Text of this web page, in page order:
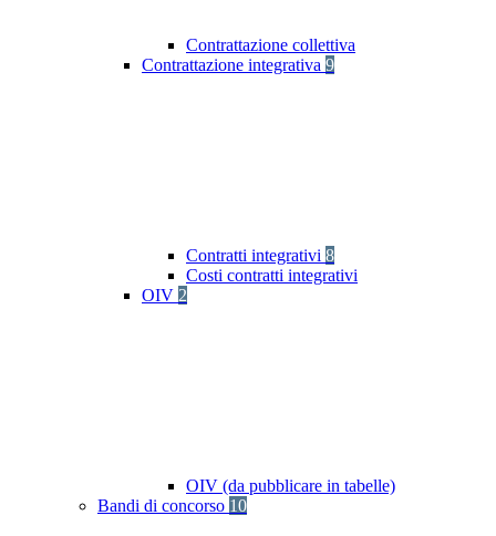
Contrattazione collettiva
Contrattazione integrativa 9
Contratti integrativi 8
Costi contratti integrativi
OIV 2
OIV (da pubblicare in tabelle)
Bandi di concorso 10